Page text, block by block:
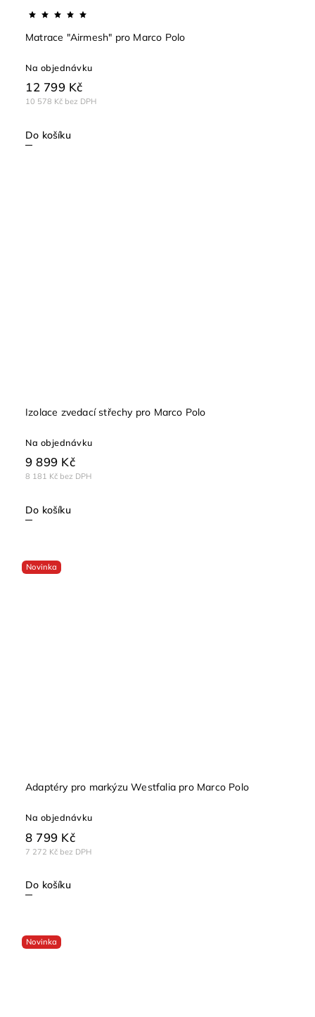
Matrace "Airmesh" pro Marco Polo
Na objednávku
10 578 Kč bez DPH
12 799 Kč
Do košíku
Izolace zvedací střechy pro Marco Polo
Na objednávku
8 181 Kč bez DPH
9 899 Kč
Do košíku
Novinka
Adaptéry pro markýzu Westfalia pro Marco Polo
Na objednávku
7 272 Kč bez DPH
8 799 Kč
Do košíku
Novinka